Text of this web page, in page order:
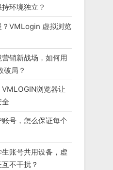
环境独立？
？VMLogin 虚拟浏览
销新战场，如何用
局？
浏览器让
全
号，怎么保证每个
账号共用设备，虚
不干扰？